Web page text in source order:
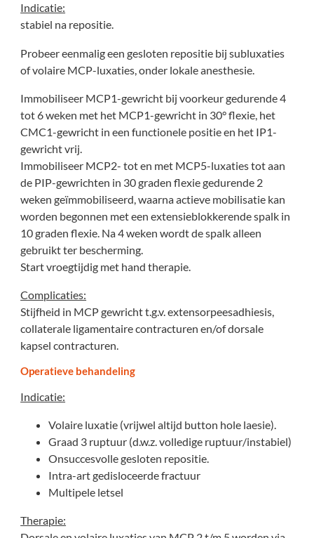
Indicatie:
stabiel na repositie.
Probeer eenmalig een gesloten repositie bij subluxaties
of volaire MCP-luxaties, onder lokale anesthesie.
Immobiliseer MCP1-gewricht bij voorkeur gedurende 4
tot 6 weken met het MCP1-gewricht in 30° flexie, het
CMC1-gewricht in een functionele positie en het IP1-
gewricht vrij.
Immobiliseer MCP2- tot en met MCP5-luxaties tot aan
de PIP-gewrichten in 30 graden flexie gedurende 2
weken geïmmobiliseerd, waarna actieve mobilisatie kan
worden begonnen met een extensieblokkerende spalk in
10 graden flexie. Na 4 weken wordt de spalk alleen
gebruikt ter bescherming.
Start vroegtijdig met hand therapie.
Complicaties:
Stijfheid in MCP gewricht t.g.v. extensorpeesadhiesis,
collaterale ligamentaire contracturen en/of dorsale
kapsel contracturen.
Operatieve behandeling
Indicatie:
Volaire luxatie (vrijwel altijd button hole laesie).
Graad 3 ruptuur (d.w.z. volledige ruptuur/instabiel)
Onsuccesvolle gesloten repositie.
Intra-art gedisloceerde fractuur
Multipele letsel
Therapie: